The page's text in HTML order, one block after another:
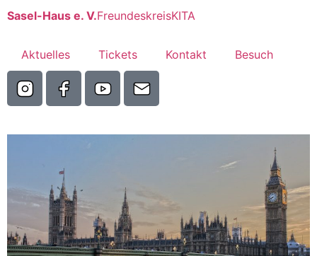
Sasel-Haus e. V.FreundeskreisKITA
Aktuelles Tickets Kontakt Besuch
Bildung &